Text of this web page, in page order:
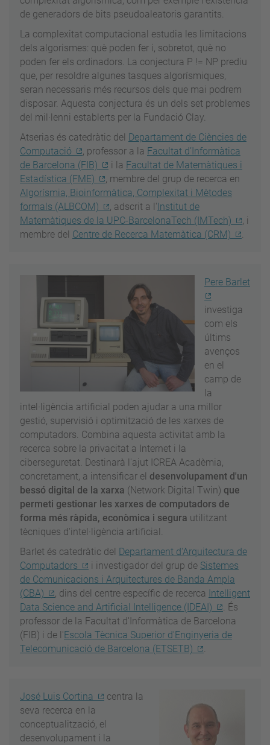
de generadors de bits pseudoaleatoris garantits.
La complexitat computacional estudia les limitacions
dels algorismes: què poden fer i, sobretot, què no
poden fer els ordinadors. La conjectura P != NP prediu
que, per resoldre algunes tasques algorísmiques,
seran necessaris més recursos dels que mai podrem
disposar. Aquesta conjectura és un dels set problemes
del mil·lenni establerts per la Fundació Clay.
Atserias és catedràtic del Departament de Ciències de
Computació
, professor a la Facultat d’Informàtica
de Barcelona (FIB)
i la Facultat de Matemàtiques i
Estadística (FME)
, membre del grup de recerca en
Algorísmia, Bioinformàtica, Complexitat i Mètodes
formals (ALBCOM)
, adscrit a l' Institut de
Matemàtiques de la UPC-BarcelonaTech (IMTech)
, i
membre del Centre de Recerca Matemàtica (CRM) .
Pere Barlet
investiga
com els
últims
avenços
en el
camp de
la
intel·ligència artificial poden ajudar a una millor
gestió, supervisió i optimització de les xarxes de
computadors. Combina aquesta activitat amb la
recerca sobre la privacitat a Internet i la
ciberseguretat. Destinarà l'ajut ICREA Acadèmia,
concretament, a intensificar el desenvolupament d'un
bessó digital de la xarxa (Network Digital Twin) que
permeti gestionar les xarxes de computadors de
forma més ràpida, econòmica i segura utilitzant
tècniques d'intel·ligència artificial.
Barlet és catedràtic del Departament d'Arquitectura de
Computadors
i investigador del grup de Sistemes
de Comunicacions i Arquitectures de Banda Ampla
(CBA)
, dins del centre específic de recerca Intelligent
Data Science and Artificial Intelligence (IDEAI)
. És
professor de la Facultat d'Informàtica de Barcelona
(FIB) i de l'Escola Tècnica Superior d'Enginyeria de
Telecomunicació de Barcelona (ETSETB)
.
José Luis Cortina
centra la
seva recerca en la
conceptualització, el
desenvolupament i la